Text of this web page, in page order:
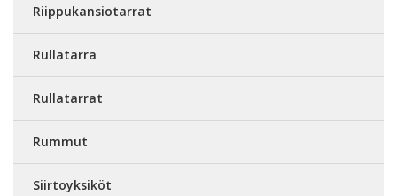
Riippukansiotarrat
Rullatarra
Rullatarrat
Rummut
Siirtoyksiköt